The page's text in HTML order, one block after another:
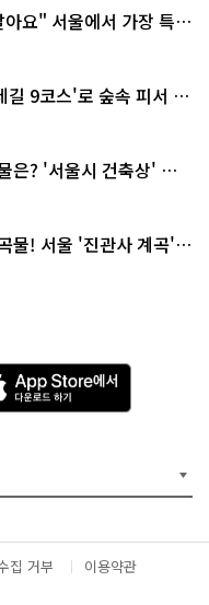
요" 서울에서 가장 특별
9코스'로 숲속 피서 떠
은? '서울시 건축상' 수
물! 서울 '진관사 계곡'이
A
p
p
e
서
다
운
집 거부
이용약관